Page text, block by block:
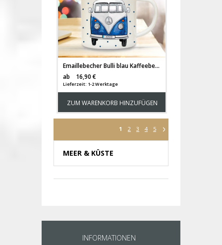
Emaillebecher Bulli blau Kaffeebecher Campingbecher mit Wunschnamen Geschenk eb161
ab
16,90 €
Lieferzeit: 1-2 Werktage
ZUM WARENKORB HINZUFÜGEN
1 2 3 4 5
MEER & KÜSTE
INFORMATIONEN